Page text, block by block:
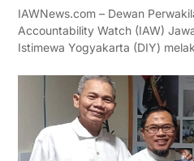
IAWNews.com – Dewan
Accountability Watch (IAW)
Istimewa Yogyakarta (DIY)